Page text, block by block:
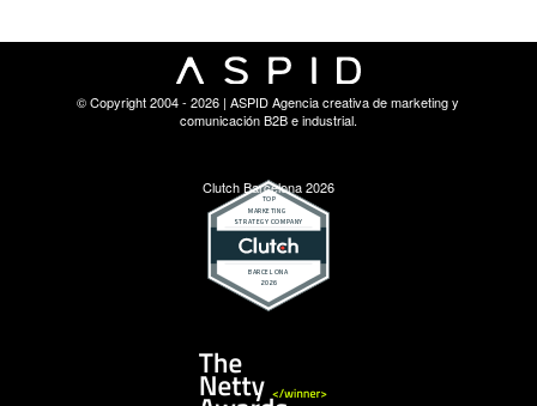
© Copyright 2004 - 2026 | ASPID Agencia creativa de marketing y
comunicación B2B e industrial.
Clutch Barcelona 2026